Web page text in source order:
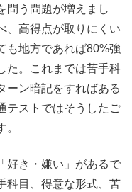
問う問題が増えまし
、高得点が取りにくい
も地方であれば80%強
た。これまでは苦手科
ーン暗記をすればある
テストではそうしたご
好き・嫌い」があるで
科目、得意な形式、苦